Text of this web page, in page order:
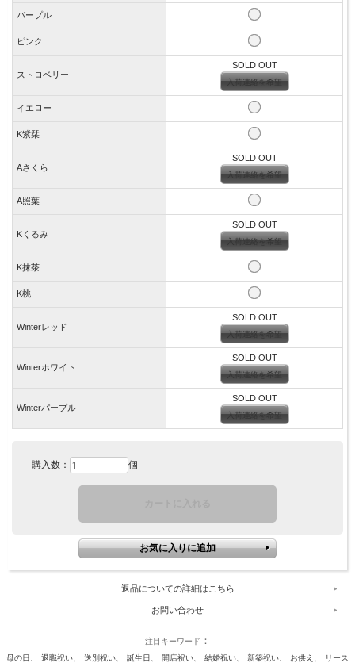
パープル
ピンク
ストロベリー
SOLD OUT
入荷連絡を希望
イエロー
K紫栞
Aさくら
SOLD OUT
入荷連絡を希望
A照葉
Kくるみ
SOLD OUT
入荷連絡を希望
K抹茶
K桃
Winterレッド
SOLD OUT
入荷連絡を希望
Winterホワイト
SOLD OUT
入荷連絡を希望
Winterパープル
SOLD OUT
入荷連絡を希望
購入数： 個
返品についての詳細はこちら
お問い合わせ
注目キーワード
母の日
退職祝い 送別祝い 誕生日 開店祝い 結婚祝い 新築祝い お供え リース